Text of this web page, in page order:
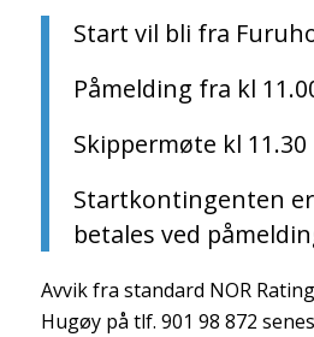
Start vil bli fra
Påmelding fra kl
Skippermøte kl 11.30
Startkontingenten
betales ved
Avvik fra standard NOR
Hugøy på tlf. 901 98 872